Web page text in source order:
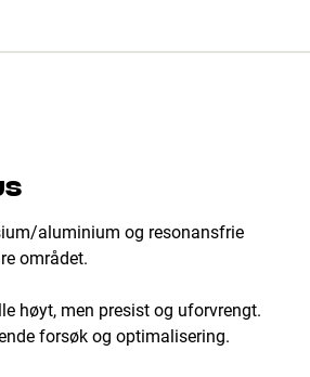
aluminium og resonansfrie
området.
høyt, men presist og uforvrengt.
forsøk og optimalisering.